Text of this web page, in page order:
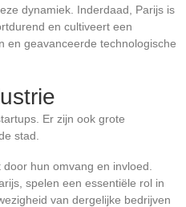
dynamiek. Inderdaad, Parijs is
en cultiveert een
en geavanceerde technologische
Er zijn ook grote
stad.
door hun omvang en invloed.
spelen een essentiële rol in
van dergelijke bedrijven